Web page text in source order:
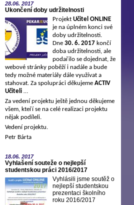
28.06. 2017
Ukončení doby udržitelnosti
Projekt Učitel ONLINE
je na úplném konci své
doby udržitelnosti.
Dne 30. 6. 2017 končí
doba udržitelnosti, ale
podařilo se dojednat, že
webové stránky poběží i nadále a bude
tedy možné materiály dále využívat a
stahovat. Za spolupráci děkujeme ACTIV
Učiteli …
Za vedení projektu ještě jednou děkujeme
všem, kteří se na celé realizaci projektu
nějak podíleli.
Vedení projektu.
Petr Bárta
18.06. 2017
Vyhlašení souteže o nejlepší
studentskou práci 2016/2017
Vyhlásili jsme soutěž o
nejlepší studentskou
prezentaci školního
roku 2016/2017